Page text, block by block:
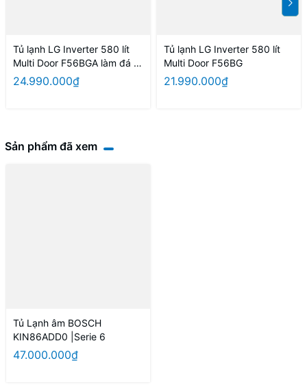
Tủ lạnh LG Inverter 580 lít
Multi Door F56BGA làm đá tự
động
24.990.000₫
Tủ lạnh LG Inverter 580 lít
Multi Door F56BG
21.990.000₫
Sản phẩm đã xem
Tủ Lạnh âm BOSCH
KIN86ADD0 |Serie 6
47.000.000₫